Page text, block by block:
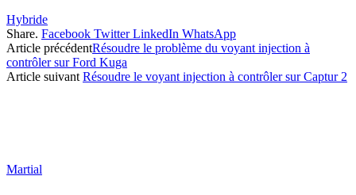
Hybride
Share. Facebook Twitter LinkedIn WhatsApp
Article précédentRésoudre le problème du voyant injection à
contrôler sur Ford Kuga
Article suivant Résoudre le voyant injection à contrôler sur Captur 2
Martial